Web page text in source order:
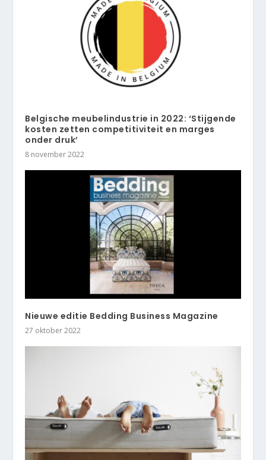
Belgische meubelindustrie in 2022: ‘Stijgende
kosten zetten competitiviteit en marges
onder druk’
8 november 2022
Nieuwe editie Bedding Business Magazine
27 oktober 2022